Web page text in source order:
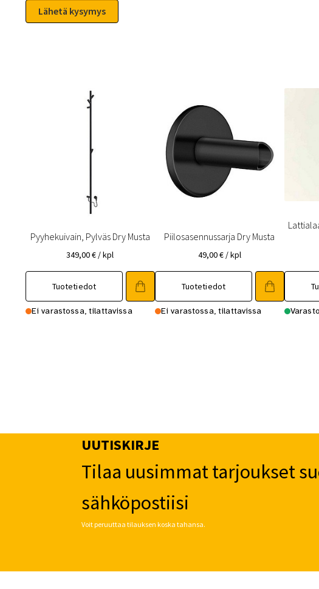
Pyyhekuivain, Pylväs Dry Musta
349,00€ / kpl
Tuotetiedot
Ei varastossa, tilattavissa
Piilosasennussarja Dry Musta
49,00€ / kpl
Tuotetiedot
Ei varastossa, tilattavissa
UUTISKIRJE
Tilaa uusimmat tarjoukset
sähköpostiisi
Voit peruuttaa tilauksen koska tahansa.